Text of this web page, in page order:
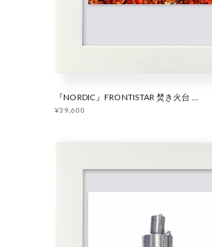
『NORDIC』FRONTISTAR 焚き火台 フラット
¥39,600